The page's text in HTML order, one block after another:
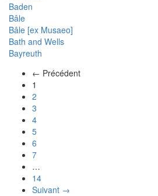
Baden
Bâle
Bâle [ex Musaeo]
Bath and Wells
Bayreuth
← Précédent
1
2
3
4
5
6
7
…
14
Suivant →